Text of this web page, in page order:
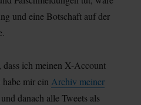
und eine Botschaft auf der
ich meinen X-Account
mir ein Archiv meiner
danach alle Tweets als